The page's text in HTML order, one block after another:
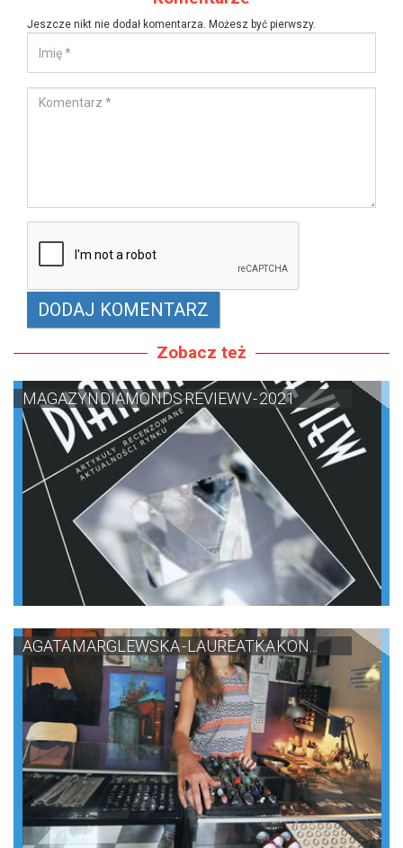
Jeszcze nikt nie dodał komentarza. Możesz być pierwszy.
Zobacz też
MAGAZYN DIAMONDS REVIEW V - 2021
AGATA MARGLEWSKA - LAUREATKA KON...